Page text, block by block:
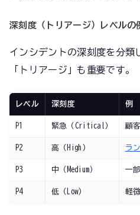
深刻度（トリアージ）レベルの
インシデントの深刻度を分類
「トリアージ」も重要です。
レベル 深刻度 例
P1 緊急（Critical） 顧
P2 高（High） ラ
P3 中（Medium） 一
P4 低（Low） 軽